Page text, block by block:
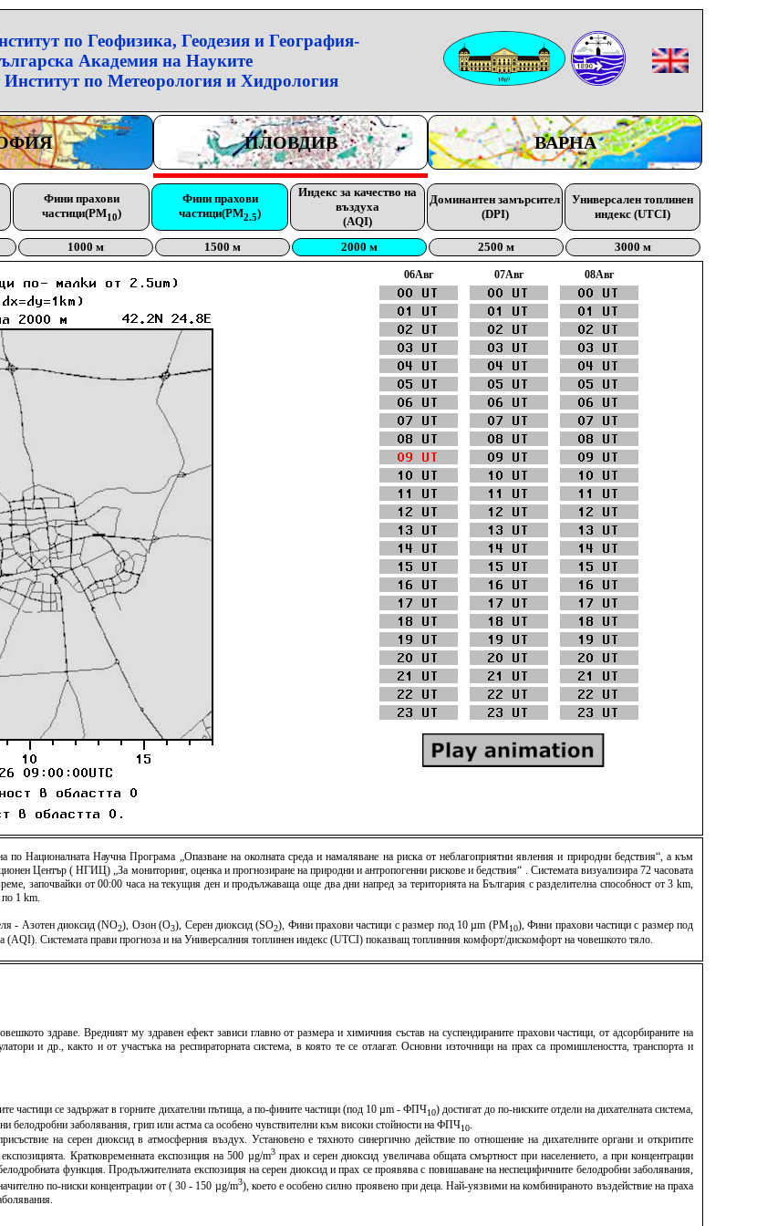
по Геофизика, Геодезия и География-
Академия на Науките
по Метеорология и Хидрология
ПЛОВДИВ ВАРНА
Фини прахови
частици(PM10)
Фини прахови
частици(PM2.5)
Индекс за качество на
въздуха
(AQI)
Доминантен замърсител
(DPI)
Универсален топлинен
индекс (UTCI)
1000 м 1500 м 2000 м 2500 м 3000 м
06Aвг 07Aвг 08Aвг
по Националната Научна Програма „Опазване на околната среда и намаляване на риска от неблагоприятни явления и природни бедствия“, а към
Център ( НГИЦ) „За мониторинг, оценка и прогнозиране на природни и антропогенни рискове и бедствия“ . Системата визуализира 72 часовата
започвайки от 00:00 часа на текущия ден и продължаваща още два дни напред за територията на България с разделителна способност от 3 km,
по 1 km.
- Азотен диоксид (NO2), Озон (O3), Серен диоксид (SO2), Фини прахови частици с размер под 10 µm (PM10), Фини прахови частици с размер под
(AQI). Системата прави прогноза и на Универсалния топлинен индекс (UTCI) показващ топлинния комфорт/дискомфорт на човешкото тяло.
здраве. Вредният му здравен ефект зависи главно от размера и химичния състав на суспендираните прахови частици, от адсорбираните на
и др., както и от участъка на респираторната система, в която те се отлагат. Основни източници на прах са промишлеността, транспорта и
частици се задържат в горните дихателни пътища, а по-фините частици (под 10 µm - ФПЧ10) достигат до по-ниските отдели на дихателната система,
белодробни заболявания, грип или астма са особено чувствителни към високи стойности на ФПЧ10
на серен диоксид в атмосферния въздух. Установено е тяхното синергично действие по отношение на дихателните органи и откритите
Кратковременната експозиция на 500 µg/m3прах и серен диоксид увеличава общата смъртност при населението, а при концентрации
функция. Продължителната експозиция на серен диоксид и прах се проявява с повишаване на неспецифичните белодробни заболявания,
по-ниски концентрации от ( 30 - 150 µg/m3), което е особено силно проявено при деца. Най-уязвими на комбинираното въздействие на праха